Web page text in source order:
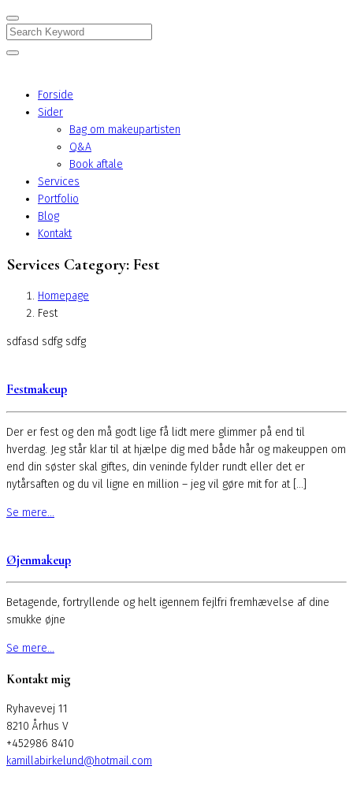
Search
Forside
Sider
Bag om makeupartisten
Q&A
Book aftale
Services
Portfolio
Blog
Kontakt
Services Category: Fest
Homepage
Fest
sdfasd sdfg sdfg
Festmakeup
Der er fest og den må godt lige få lidt mere glimmer på end til
hverdag. Jeg står klar til at hjælpe dig med både hår og makeuppen om
end din søster skal giftes, din veninde fylder rundt eller det er
nytårsaften og du vil ligne en million – jeg vil gøre mit for at […]
Se mere...
Øjenmakeup
Betagende, fortryllende og helt igennem fejlfri fremhævelse af dine
smukke øjne
Se mere...
Kontakt mig
Ryhavevej 11
8210 Århus V
+452986 8410
kamillabirkelund@hotmail.com